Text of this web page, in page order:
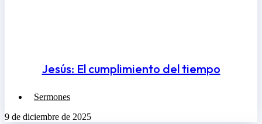
Jesús: El cumplimiento del tiempo
Sermones
9 de diciembre de 2025